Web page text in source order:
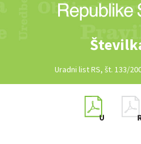
Uradni list RS, št. 133/